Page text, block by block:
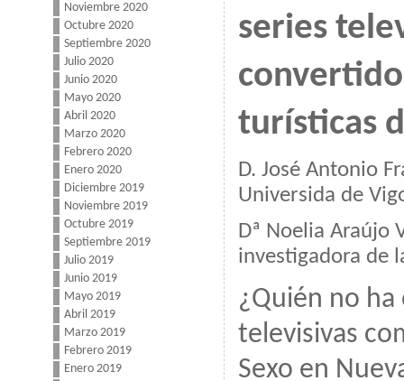
Noviembre 2020
Octubre 2020
Septiembre 2020
Julio 2020
Junio 2020
Mayo 2020
Abril 2020
Marzo 2020
Febrero 2020
Enero 2020
Diciembre 2019
Noviembre 2019
Octubre 2019
Septiembre 2019
Julio 2019
Junio 2019
Mayo 2019
Abril 2019
Marzo 2019
Febrero 2019
Enero 2019
series
turísticas
D. José Antonio
Universida de
Dª Noelia Araújo
investigadora de
¿Quién no
televisivas
Sexo en